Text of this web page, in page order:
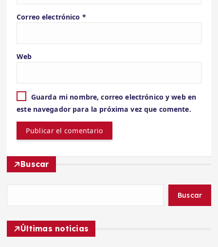
Correo electrónico *
Web
Guarda mi nombre, correo electrónico y web en
este navegador para la próxima vez que comente.
Buscar
Buscar
Últimas noticias